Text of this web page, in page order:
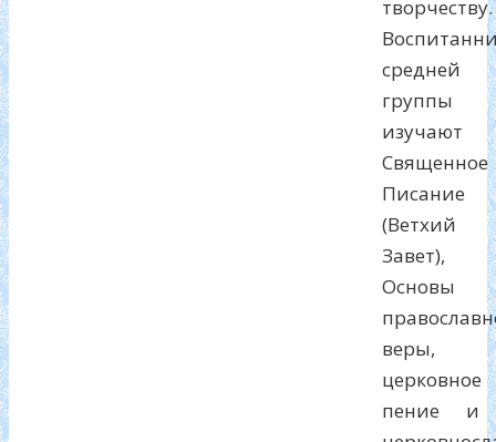
творчеству.
средней
группы
изучают
Священное
Писание
(Ветхий
Завет),
Основы
веры,
церковное
пение и